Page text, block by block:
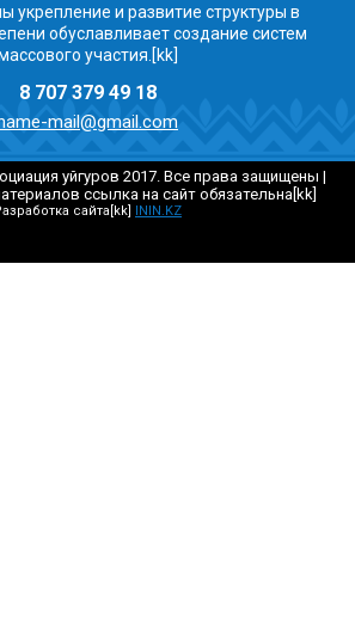
укрепление и развитие структуры в
обуславливает создание систем
участия.[kk]
8 707 379 49 18
mail@gmail.com
уйгуров 2017. Все права защищены |
ссылка на сайт обязательна[kk]
сайта[kk] ININ.KZ